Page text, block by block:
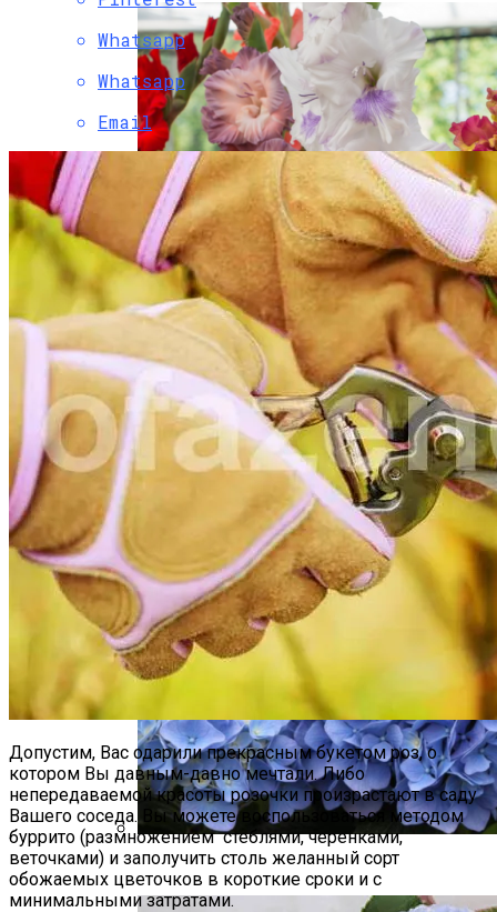
Как Вырастить Красивые Гладиолусы?
Секреты Посадки
Как Определить Вид Гортензии
Whatsapp
Whatsapp
Email
Допустим, Вас одарили прекрасным букетом роз, о
котором Вы давным-давно мечтали. Либо
непередаваемой красоты розочки произрастают в саду
Вашего соседа. Вы можете воспользоваться методом
буррито (размножением стеблями, черенками,
веточками) и заполучить столь желанный сорт
обожаемых цветочков в короткие сроки и с
минимальными затратами.